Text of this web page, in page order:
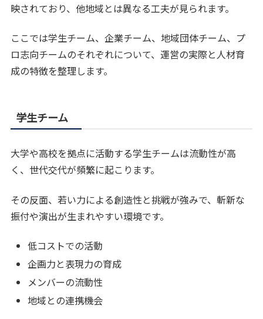
映されており、他地域とは異なる工夫が見られます。
ここでは学生チーム、企業チーム、地域団体チーム、プ
ロ志向チームのそれぞれについて、運営の実際と人材育
成の特徴を整理します。
学生チーム
大学や高校を拠点に活動する学生チームは流動性が高
く、世代交代が頻繁に起こります。
その反面、若い力による創造性と挑戦が強みで、斬新な
振付や演出が生まれやすい環境です。
低コストでの活動
企画力と表現力の育成
メンバーの流動性
地域との連携機会